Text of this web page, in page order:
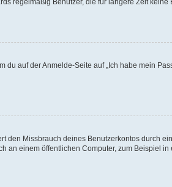
du auf der Anmelde-Seite auf „Ich habe mein
den Missbrauch deines Benutzerkontos durch
an einem öffentlichen Computer, zum Beispiel in